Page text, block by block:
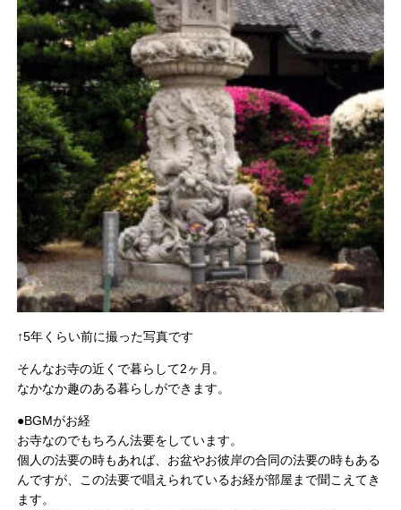
↑5年くらい前に撮った写真です
そんなお寺の近くで暮らして2ヶ月。
なかなか趣のある暮らしができます。
●BGMがお経
お寺なのでもちろん法要をしています。
個人の法要の時もあれば、お盆やお彼岸の合同の法要の時もある
んですが、この法要で唱えられているお経が部屋まで聞こえてき
ます。